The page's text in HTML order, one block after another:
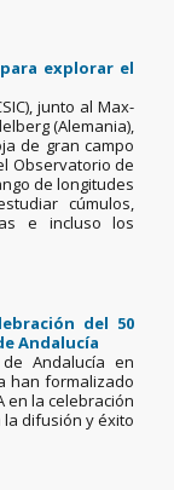
explorar el
junto al Max-
(Alemania),
de gran campo
Observatorio de
de longitudes
cúmulos,
e incluso los
del 50
Andalucía
Andalucía en
han formalizado
en la celebración
difusión y éxito